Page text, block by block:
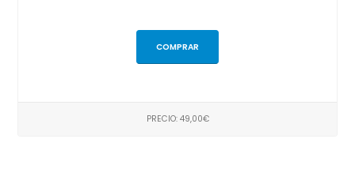
COMPRAR
PRECIO: 49,00€